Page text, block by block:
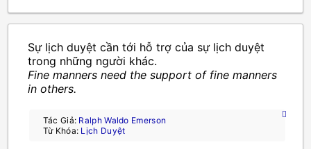
Sự lịch duyệt cần tới hỗ trợ của sự lịch duyệt
trong những người khác.
Fine manners need the support of fine manners
in others.
Tác Giả: Ralph Waldo Emerson
Từ Khóa: Lịch Duyệt